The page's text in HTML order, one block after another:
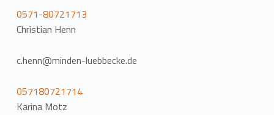
0571-80721713
Christian Henn
c.henn@minden-luebbecke.de
057180721714
Karina Motz